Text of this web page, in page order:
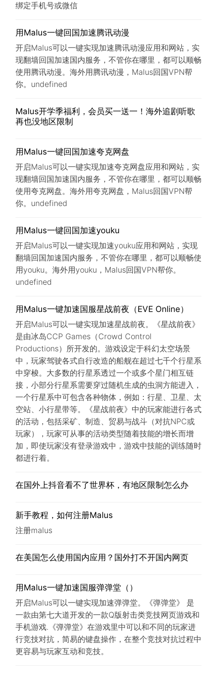
绑定手机号或微信
用Malus一键回国加速腾讯动漫
开启Malus可以一键实现加速腾讯动漫应用和网站，实
现翻墙回国加速国内服务，不管你在哪里，都可以顺畅
使用腾讯动漫。海外用腾讯动漫，Malus回国VPN帮
你。undefined
Malus开学季福利，会员买一送一！海外追剧听歌
再也没地区限制
用Malus一键回国加速夸克网盘
开启Malus可以一键实现加速夸克网盘应用和网站，实
现翻墙回国加速国内服务，不管你在哪里，都可以顺畅
使用夸克网盘。海外用夸克网盘，Malus回国VPN帮
你。undefined
用Malus一键回国加速youku
开启Malus可以一键实现加速youku应用和网站，实现
翻墙回国加速国内服务，不管你在哪里，都可以顺畅使
用youku。海外用youku，Malus回国VPN帮你。
undefined
用Malus一键加速国服星战前夜（EVE Online）
开启Malus可以一键实现加速星战前夜。《星战前夜》
是由冰岛CCP Games（Crowd Control
Productions）所开发的。游戏设定于科幻太空场景
中，玩家驾驶各式自行改造的船舰在超过七千个行星系
中穿梭。大多数的行星系透过一个或多个星门相互链
接，小部分行星系需要穿过随机生成的虫洞方能进入，
一个行星系中可包含各种物体，例如：行星、卫星、太
空站、小行星带等。《星战前夜》中的玩家能进行各式
的活动，包括采矿、制造、贸易与战斗（对抗NPC或
玩家），玩家可从事的活动类型随着技能的增长而增
加，即使玩家没有登录游戏中，游戏中技能的训练随时
都进行着。
在国外上抖音看不了世界杯，有地区限制怎么办
新手教程，如何注册Malus
注册malus
在美国怎么使用国内应用？国外打不开国内网页
用Malus一键加速国服弹弹堂（）
开启Malus可以一键实现加速弹弹堂。《弹弹堂》 是
一款由第七大道开发的一款Q版射击类竞技网页游戏和
手机游戏.《弹弹堂》在游戏里中可以和不同的玩家进
行竞技对抗，简易的键盘操作，在整个竞技对抗过程中
更容易与玩家互动和竞技。